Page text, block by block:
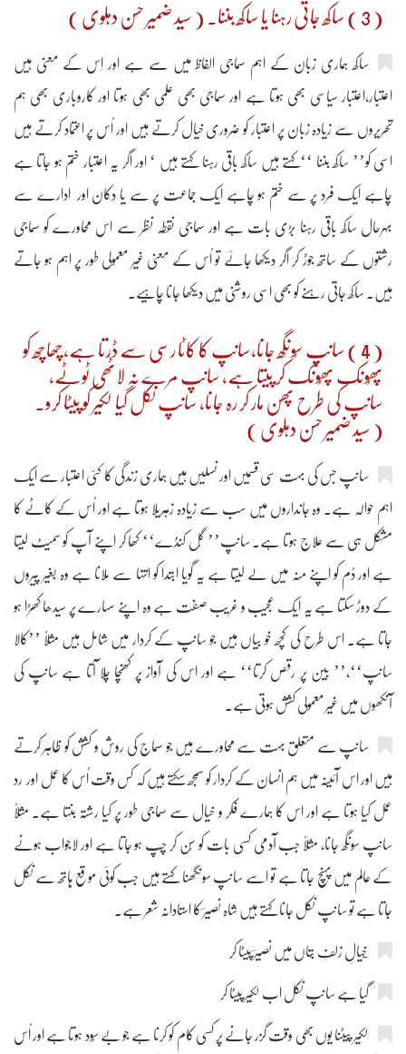
( 3 ) ساکھ جاتی رہنا یا ساکھ بننا۔ ( سید ضمیر حسن دہلوی )
ساکھ ہماری زبان کے اہم سماجی الفاظ میں سے ہے اور اِس کے معنی ہیں
اعتبار،اعتبار سیاسی بھی ہوتا ہے اور سماجی بھی علمی بھی ہوتا اور کاروباری بھی ہم
تحریروں سے زیادہ زبان پر اعتبار کو ضروری خیال کرتے ہیں اور اُس پر اعتماد کرتے ہیں
اسی کو’’ ساکھ بننا ‘‘کہتے ہیں ساکھ باقی رہنا کہتے ہیں ‘ اور اگر یہ اعتبار ختم ہو جاتا ہے
چاہے ایک فرد پر سے ختم ہو چاہے ایک جماعت پر سے یا دکان اور ادارے سے
بہرحال ساکھ باقی رہنا بڑی بات ہے اور سماجی نقطہ نظر سے اس محاورے کو سماجی
رشتوں کے ساتھ جوڑ کر اگر دیکھا جائے تو اُس کے معنی غیر معمولی طور پر اہم ہو جاتے
ہیں۔ ساکھ جاتی رہنے کو بھی اسی روشنی میں دیکھا جانا چاہیے۔
( 4 ) سانپ سُونگھ جانا،سانپ کا کاٹا رسی سے ڈرتا ہے،چھاچھ کو
پھُونک پھُونک کر پیتا ہے، سانپ مرے نہ لاٹھی ٹوٹے،
سانپ کی طرح پھن مار کر رہ جانا، سانپ نکل گیا لکیر کو پیٹا کرو۔
( سید ضمیر حسن دہلوی )
سانپ جس کی بہت سی قسمیں اور نسلیں ہیں ہماری زندگی کا کئی اعتبار سے ایک
اہم حوالہ ہے۔ وہ جانداروں میں سب سے زیادہ زہریلا ہوتا ہے اور اُس کے کاٹے کا
مشکل ہی سے علاج ہوتا ہے۔ سانپ’’ گُل کنڈے‘‘ کھا کر اپنے آپ کو سمیٹ لیتا
ہے اور دُم کو اپنے منہ میں لے لیتا ہے یہ گویا ابتدا کو انتہا سے ملانا ہے وہ بغیر پیروں
کے دوڑ سکتا ہے یہ ایک عجیب و غریب صفت ہے وہ اپنے سہارے پر سیدھا کھڑا ہو
جاتا ہے۔ اس طرح کی کچھ خو بیاں ہیں جو سانپ کے کردار میں شامل ہیں مثلاً ’’کالا
سانپ‘‘،’’ بین پر رقص کرتا‘‘ ہے اور اس کی آواز پر کھنچا چلا آتا ہے سانپ کی
آنکھوں میں غیر معمولی کشش ہوتی ہے۔
سانپ سے متعلق بہت سے محاورے ہیں جو سماج کی روش و کشش کو ظاہر کرتے
ہیں اور اس آئینہ میں ہم انسان کے کردار کو سمجھ سکتے ہیں کہ کس وقت اُس کا عمل اور رد
عمل کیا ہوتا ہے اور اس کا ہمارے فکر و خیال سے سماجی طور پر کیا رشتہ بنتا ہے۔ مثلاً
سانپ سونگھ جانا، مثلاً جب آدمی کسی بات کو سُن کر چُپ ہو جاتا ہے اور لاجواب ہونے
کے عالم میں پہنچ جاتا ہے تو اسے سانپ سونگھنا کہتے ہیں جب کوئی موقع ہاتھ سے نکل
جاتا ہے تو سانپ نکل جانا کہتے ہیں شاہ نصیرؔ کا استادانہ شعر ہے۔
گیا ہے سانپ نکل اب لکیر پیٹا کر
لکیر پیٹنا یوں بھی وقت گزر جانے پر کسی کام کو کرنا ہے جو بے سُود ہوتا ہے اور اُس